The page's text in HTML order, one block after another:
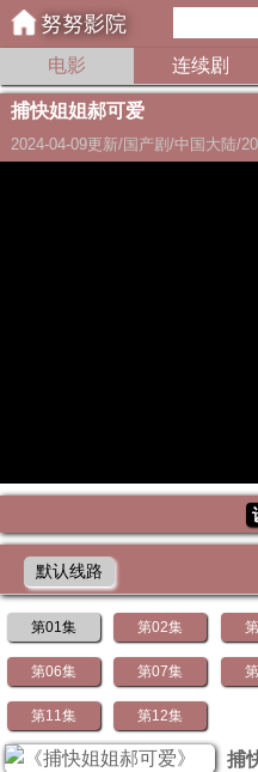
努努影院
电影 连续剧
捕快姐姐郝可爱
2024-04-09更新/国产剧/中国大陆/
默认线路
第01集 第02集
第06集 第07集
第11集 第12集
捕